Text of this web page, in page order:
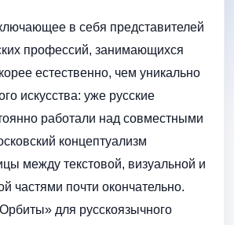
в себя представителей
профессий, занимающихся
естественно, чем уникально
искусства: уже русские
работали над совместными
концептуализм
между текстовой, визуальной и
частями почти окончательно.
для русскоязычного